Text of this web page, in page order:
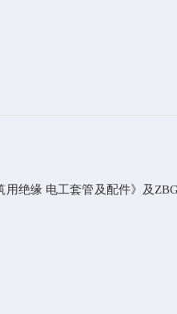
用绝缘 电工套管及配件》及